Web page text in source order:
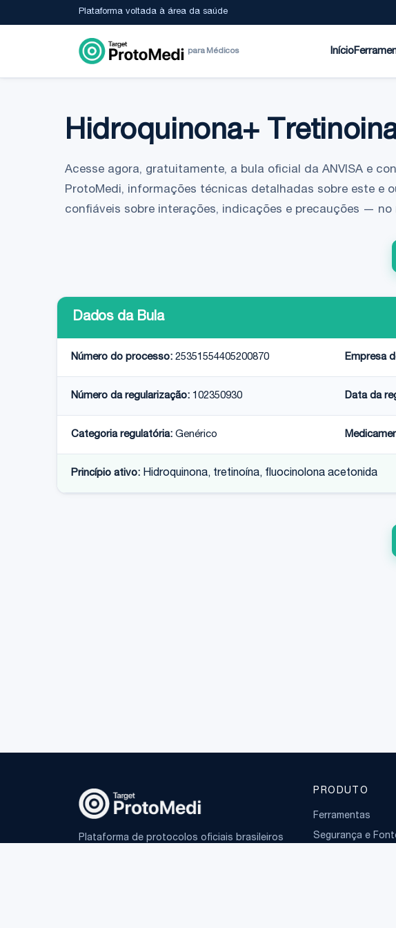
Plataforma voltada à área da saúde
para Médicos Início
Hidroquinona+
Acesse agora, gratuitamente, a bula oficial da ANVISA e
ProtoMedi, informações técnicas detalhadas sobre este e
confiáveis sobre interações, indicações e precauções — no
Dados da Bula
Número do processo: 25351554405200870 Empresa
Número da regularização: 102350930 Data da
Categoria regulatória: Genérico
Princípio ativo: Hidroquinona, tretinoína, fluocinolona acetonida
Plataforma de protocolos oficiais brasileiros
PRODUTO
Ferramentas
Segurança e